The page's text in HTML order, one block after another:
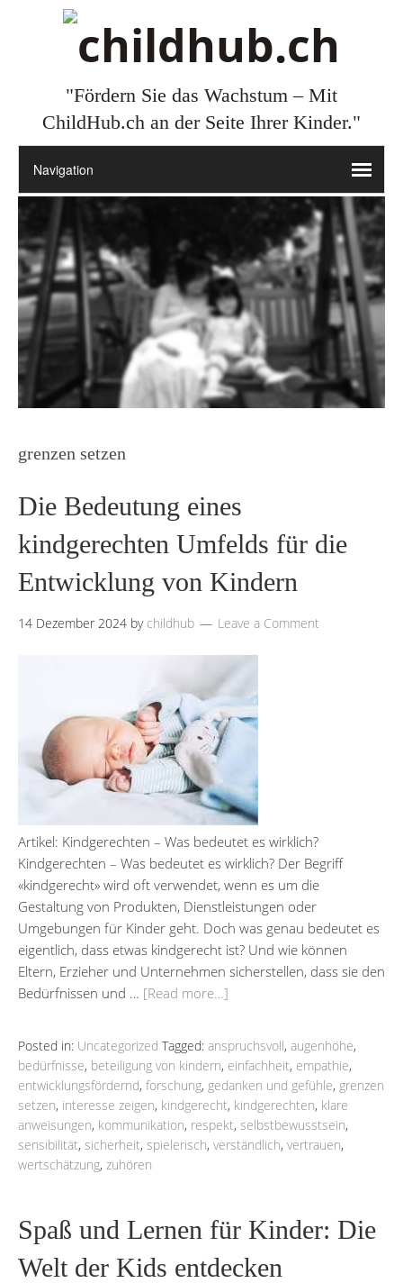
"Fördern Sie das Wachstum – Mit
ChildHub.ch an der Seite Ihrer Kinder."
grenzen setzen
Die Bedeutung eines
kindgerechten Umfelds für die
Entwicklung von Kindern
14 Dezember 2024 by childhub Leave a Comment
Artikel: Kindgerechten – Was bedeutet es wirklich?
Kindgerechten – Was bedeutet es wirklich? Der Begriff
«kindgerecht» wird oft verwendet, wenn es um die
Gestaltung von Produkten, Dienstleistungen oder
Umgebungen für Kinder geht. Doch was genau bedeutet es
eigentlich, dass etwas kindgerecht ist? Und wie können
Eltern, Erzieher und Unternehmen sicherstellen, dass sie den
Bedürfnissen und … [Read more…]
Posted in: Uncategorized Tagged: anspruchsvoll, augenhöhe,
bedürfnisse, beteiligung von kindern, einfachheit, empathie,
entwicklungsfördernd, forschung, gedanken und gefühle, grenzen
setzen, interesse zeigen, kindgerecht, kindgerechten, klare
anweisungen, kommunikation, respekt, selbstbewusstsein,
sensibilität, sicherheit, spielerisch, verständlich, vertrauen,
wertschätzung, zuhören
Spaß und Lernen für Kinder: Die
Welt der Kids entdecken